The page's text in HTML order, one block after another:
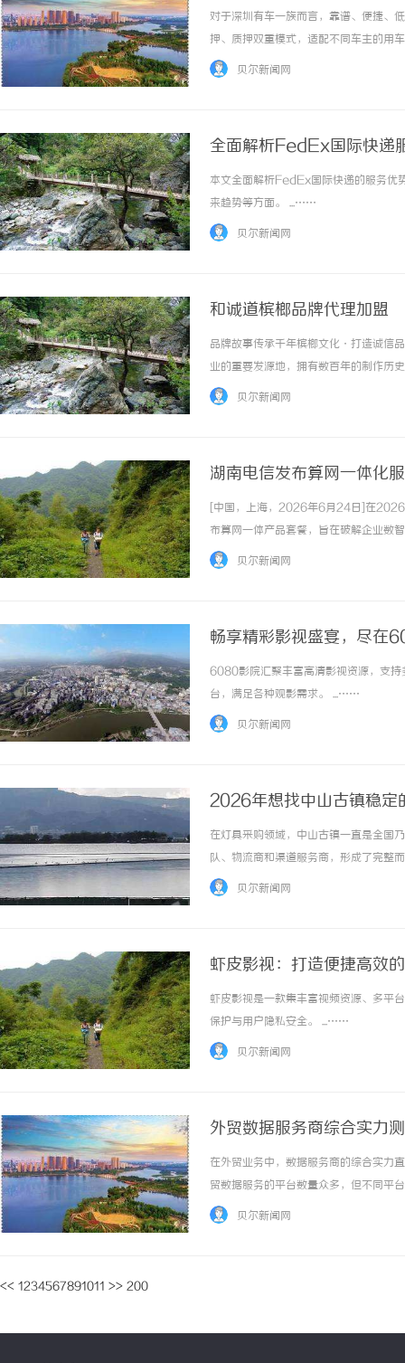
对于深圳有车一族而言，靠谱、便捷、
押、质押双重模式，适配不同车主的用
资方式，全程合规可控，急需周转可咨
贝尔新闻网
全面解析FedEx国际快递
本文全面解析FedEx国际快递的服务优
来趋势等方面。 ...……
贝尔新闻网
和诚道槟榔品牌代理加盟
品牌故事传承千年槟榔文化·打造诚信
业的重要发源地，拥有数百年的制作历
科技有限公司秉承"和而不同，诚信才是
贝尔新闻网
湖南电信发布算网一体化
[中国，上海，2026年6月24日]在
布算网一体产品套餐，旨在破解企业数
南超过4500家潜在企业迈入普惠用算的
贝尔新闻网
畅享精彩影视盛宴，尽在
6080影院汇聚丰富高清影视资源，支持
台，满足各种观影需求。 ...……
贝尔新闻网
2026年想找中山古镇稳定
在灯具采购领域，中山古镇一直是全国
队、物流商和渠道服务商，形成了完整
供应链聚合平台，成为了许多从业者和
贝尔新闻网
虾皮影视：打造便捷高效
虾皮影视是一款集丰富视频资源、多平
保护与用户隐私安全。 ...……
贝尔新闻网
外贸数据服务商综合实力
准？
在外贸业务中，数据服务商的综合实力
贸数据服务的平台数量众多，但不同平
显差异。企业在选型时，如果只关注价
贝尔新闻网
<< 1234567891011 >> 200